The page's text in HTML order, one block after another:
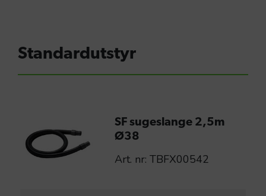
Standardutstyr
SF sugeslange 2,5m
Ø38
Art. nr: TBFX00542